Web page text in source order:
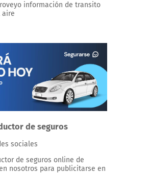
información de transito
aire
de seguros
sociales
de seguros online de
nosotros para publicitarse en